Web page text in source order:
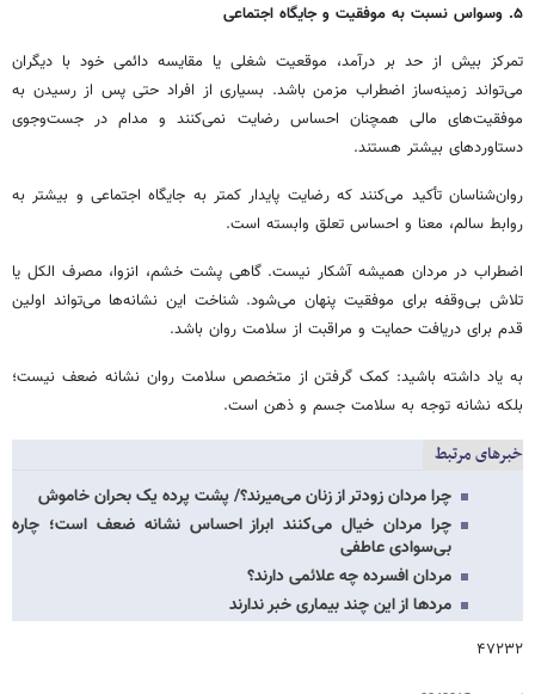
۵. وسواس نسبت به موفقیت و جایگاه اجتماعی
تمرکز بیش از حد بر درآمد، موقعیت شغلی یا مقایسه دائمی خود با دیگران
می‌تواند زمینه‌ساز اضطراب مزمن باشد. بسیاری از افراد حتی پس از رسیدن به
موفقیت‌های مالی همچنان احساس رضایت نمی‌کنند و مدام در جست‌وجوی
دستاوردهای بیشتر هستند.
روان‌شناسان تأکید می‌کنند که رضایت پایدار کمتر به جایگاه اجتماعی و بیشتر به
روابط سالم، معنا و احساس تعلق وابسته است.
اضطراب در مردان همیشه آشکار نیست. گاهی پشت خشم، انزوا، مصرف الکل یا
تلاش بی‌وقفه برای موفقیت پنهان می‌شود. شناخت این نشانه‌ها می‌تواند اولین
قدم برای دریافت حمایت و مراقبت از سلامت روان باشد.
به یاد داشته باشید: کمک گرفتن از متخصص سلامت روان نشانه ضعف نیست؛
بلکه نشانه توجه به سلامت جسم و ذهن است.
خبرهای مرتبط
چرا مردان زودتر از زنان می‌میرند؟/ پشت پرده یک بحران خاموش
چرا مردان خیال می‌کنند ابراز احساس نشانه ضعف است‌؛ چاره
بی‌سوادی عاطفی
مردان افسرده چه علائمی دارند؟
مردها از این چند بیماری‌ خبر ندارند
۴۷۲۳۲